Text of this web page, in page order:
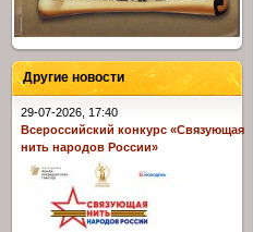
Другие новости
29-07-2026, 17:40
Всероссийский конкурс «Связующая
нить народов России»